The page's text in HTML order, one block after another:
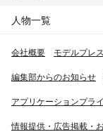
人物一覧
会社概要 モデルプレ
編集部からのお知らせ
アプリケーションプラ
情報提供・広告掲載・